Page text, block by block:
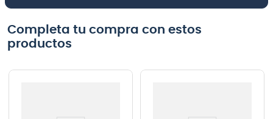
Completa tu compra con estos
productos